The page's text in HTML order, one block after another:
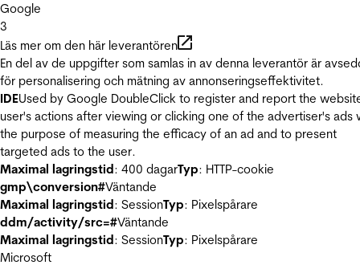
Google
3
Läs mer om den här leverantören
En del av de uppgifter som samlas in av denna leverantör är
för personalisering och mätning av annonseringseffektivitet.
IDEUsed by Google DoubleClick to register and report the
user's actions after viewing or clicking one of the advertiser's ads
the purpose of measuring the efficacy of an ad and to present
targeted ads to the user.
Maximal lagringstid: 400 dagarTyp: HTTP-cookie
gmp\conversion#Väntande
Maximal lagringstid: SessionTyp: Pixelspårare
ddm/activity/src=#Väntande
Maximal lagringstid: SessionTyp: Pixelspårare
Microsoft